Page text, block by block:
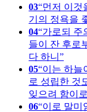
03 먼저 이것
기의 정욕을
04 가로되 주
들이 잔 후로
다 하니
05 이는 하늘
로 성립한 것
잊으려 함이
06 이로 말미